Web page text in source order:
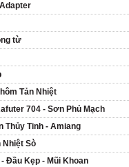
từ
Tản Nhiệt
704 - Sơn Phủ Mạch
Thủy Tinh - Amiang
Nhiệt Sò
Đầu Kẹp - Mũi Khoan